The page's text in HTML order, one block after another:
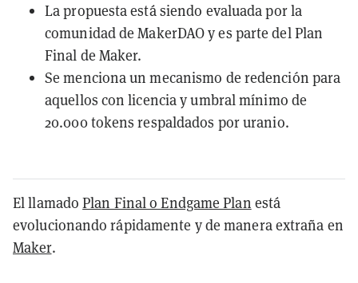
La propuesta está siendo evaluada por la
comunidad de MakerDAO y es parte del Plan
Final de Maker.
Se menciona un mecanismo de redención para
aquellos con licencia y umbral mínimo de
20.000 tokens respaldados por uranio.
El llamadoPlan Final o Endgame Plan está
evolucionando rápidamente y de manera extraña en
Maker.